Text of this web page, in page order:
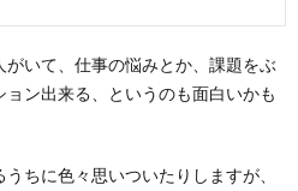
いて、仕事の悩みとか、課題をぶ
ン出来る、というのも面白いかも
ちに色々思いついたりしますが、